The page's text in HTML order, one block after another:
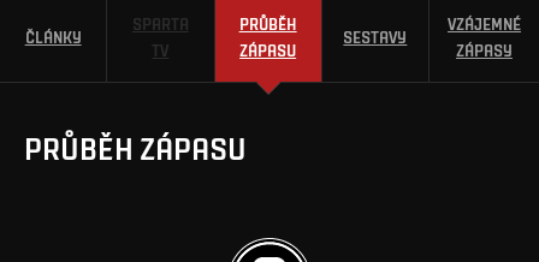
ČLÁNKY
SPARTA
TV
PRŮBĚH
ZÁPASU
SESTAVY
VZÁJEMNÉ
ZÁPASY
PRŮBĚH ZÁPASU